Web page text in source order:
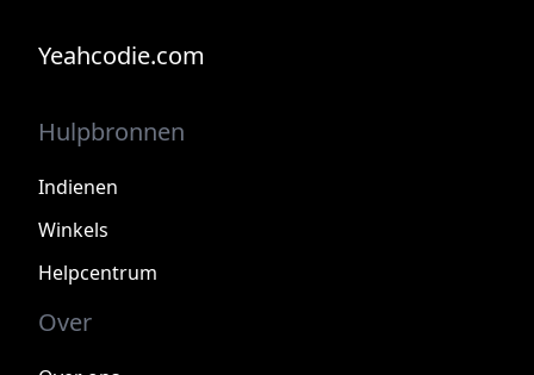
Yeahcodie.com
Hulpbronnen
Indienen
Winkels
Helpcentrum
Over